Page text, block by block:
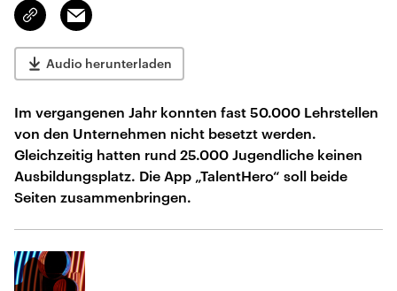
Link
kopieren/teilen
Email
Audio herunterladen
Im vergangenen Jahr konnten fast 50.000 Lehrstellen
von den Unternehmen nicht besetzt werden.
Gleichzeitig hatten rund 25.000 Jugendliche keinen
Ausbildungsplatz. Die App „TalentHero“ soll beide
Seiten zusammenbringen.